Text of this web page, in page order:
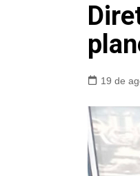
19 de